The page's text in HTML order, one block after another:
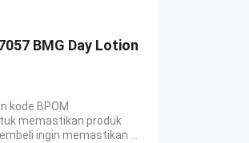
BMG Day Lotion
kode BPOM
memastikan produk
ingin memastikan ...